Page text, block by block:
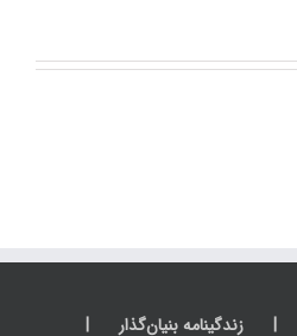
زندگینامه بنیان‌گذار